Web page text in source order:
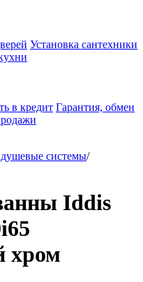
Установка сантехники
в кредит Гарантия, обмен
системы/
Iddis
хром